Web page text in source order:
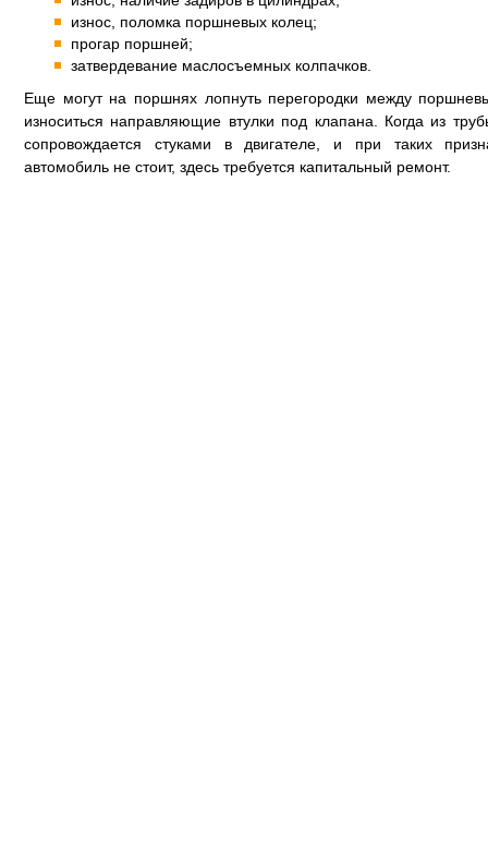
износ, поломка поршневых колец;
прогар поршней;
затвердевание маслосъемных колпачков.
Еще могут на поршнях лопнуть перегородки между
износиться направляющие втулки под клапана. Когда из
сопровождается стуками в двигателе, и при таких
автомобиль не стоит, здесь требуется капитальный ремонт.